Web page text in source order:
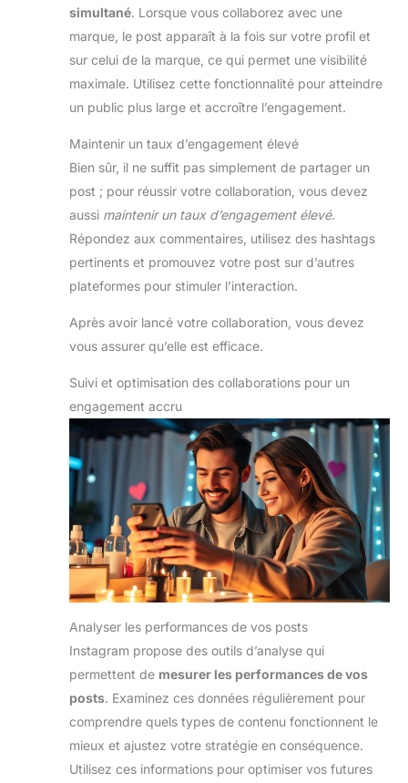
simultané. Lorsque vous collaborez avec une
marque, le post apparaît à la fois sur votre profil et
sur celui de la marque, ce qui permet une visibilité
maximale. Utilisez cette fonctionnalité pour atteindre
un public plus large et accroître l’engagement.
Maintenir un taux d’engagement élevé
Bien sûr, il ne suffit pas simplement de partager un
post ; pour réussir votre collaboration, vous devez
aussi maintenir un taux d’engagement élevé.
Répondez aux commentaires, utilisez des hashtags
pertinents et promouvez votre post sur d’autres
plateformes pour stimuler l’interaction.
Après avoir lancé votre collaboration, vous devez
vous assurer qu’elle est efficace.
Suivi et optimisation des collaborations pour un
engagement accru
Analyser les performances de vos posts
Instagram propose des outils d’analyse qui
permettent de mesurer les performances de vos
posts. Examinez ces données régulièrement pour
comprendre quels types de contenu fonctionnent le
mieux et ajustez votre stratégie en conséquence.
Utilisez ces informations pour optimiser vos futures